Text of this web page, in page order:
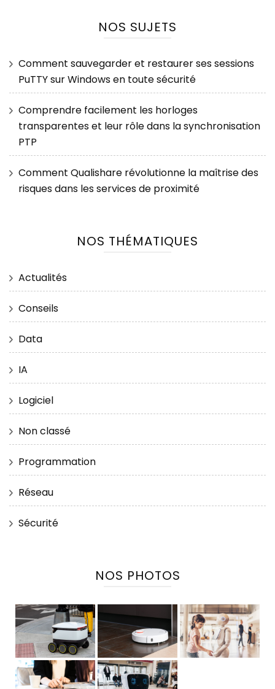
NOS SUJETS
Comment sauvegarder et restaurer ses sessions
PuTTY sur Windows en toute sécurité
Comprendre facilement les horloges
transparentes et leur rôle dans la synchronisation
PTP
Comment Qualishare révolutionne la maîtrise des
risques dans les services de proximité
NOS THÉMATIQUES
Actualités
Conseils
Data
IA
Logiciel
Non classé
Programmation
Réseau
Sécurité
NOS PHOTOS